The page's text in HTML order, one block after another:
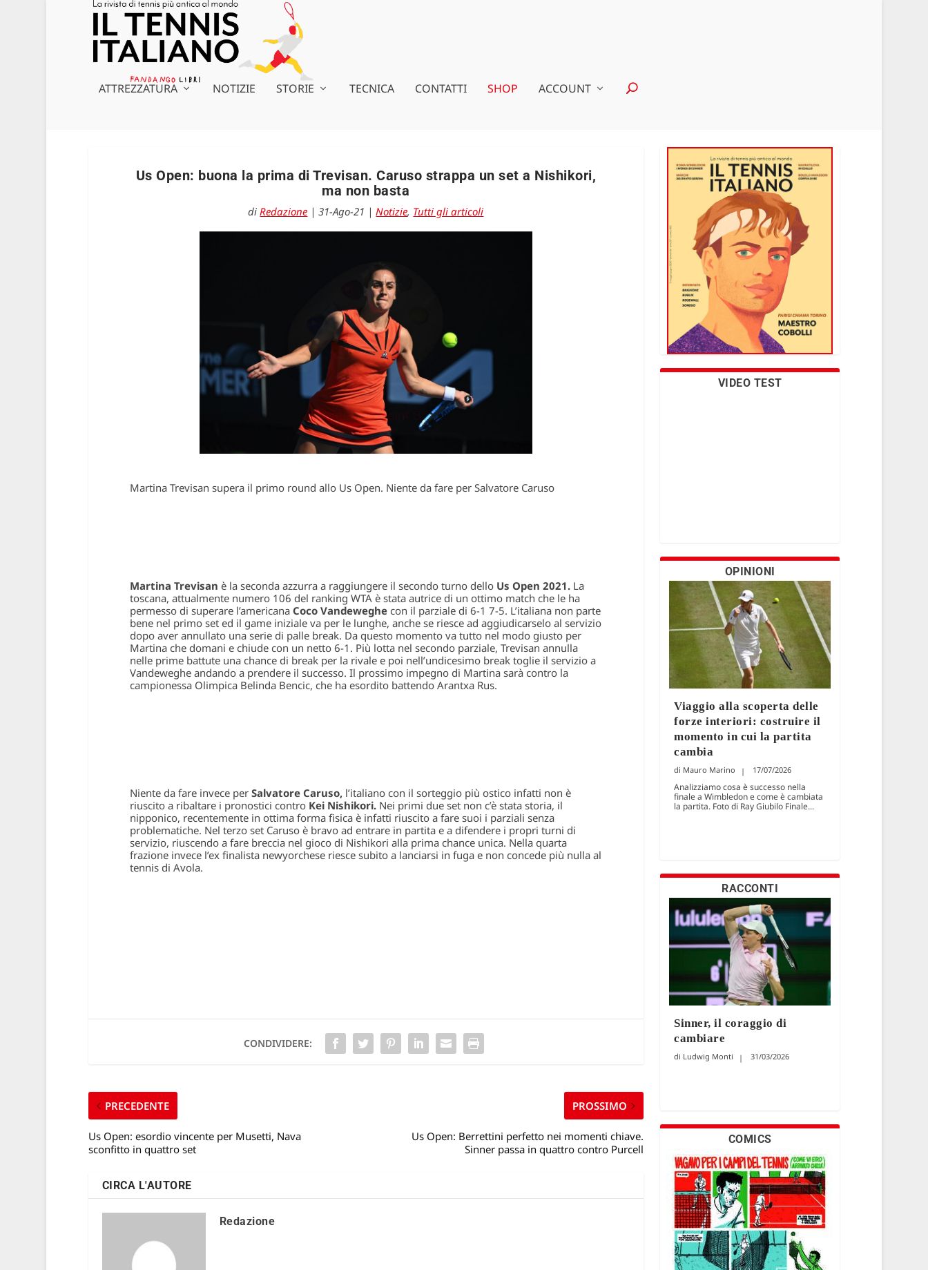
ATTREZZATURA NOTIZIE STORIE TECNICA CONTATTI SHOP ACCOUNT
Us Open: buona la prima di Trevisan. Caruso strappa un set a Nishikori,
ma non basta
diRedazione |31-Ago-21 |Notizie, Tutti gli articoli
Martina Trevisan supera il primo round allo Us Open. Niente da fare per Salvatore Caruso
Martina Trevisan è la seconda azzurra a raggiungere il secondo turno dello Us Open 2021. La
toscana, attualmente numero 106 del ranking WTA è stata autrice di un ottimo match che le ha
permesso di superare l’americana Coco Vandeweghe con il parziale di 6-1 7-5. L’italiana non parte
bene nel primo set ed il game iniziale va per le lunghe, anche se riesce ad aggiudicarselo al servizio
dopo aver annullato una serie di palle break. Da questo momento va tutto nel modo giusto per
Martina che domani e chiude con un netto 6-1. Più lotta nel secondo parziale, Trevisan annulla
nelle prime battute una chance di break per la rivale e poi nell’undicesimo break toglie il servizio a
Vandeweghe andando a prendere il successo. Il prossimo impegno di Martina sarà contro la
campionessa Olimpica Belinda Bencic, che ha esordito battendo Arantxa Rus.
Niente da fare invece per Salvatore Caruso, l’italiano con il sorteggio più ostico infatti non è
riuscito a ribaltare i pronostici contro Kei Nishikori. Nei primi due set non c’è stata storia, il
nipponico, recentemente in ottima forma fisica è infatti riuscito a fare suoi i parziali senza
problematiche. Nel terzo set Caruso è bravo ad entrare in partita e a difendere i propri turni di
servizio, riuscendo a fare breccia nel gioco di Nishikori alla prima chance unica. Nella quarta
frazione invece l’ex finalista newyorchese riesce subito a lanciarsi in fuga e non concede più nulla al
tennis di Avola.
CONDIVIDERE:
PRECEDENTE
Us Open: esordio vincente per Musetti, Nava
sconfitto in quattro set
PROSSIMO
Us Open: Berrettini perfetto nei momenti chiave.
Sinner passa in quattro contro Purcell
CIRCA L'AUTORE
Redazione
VIDEO TEST
OPINIONI
Viaggio alla scoperta delle
forze interiori: costruire il
momento in cui la partita
cambia
Mauro Marino 17/07/2026
Analizziamo cosa è successo nella
finale a Wimbledon e come è cambiata
la partita. Foto di Ray Giubilo Finale...
RACCONTI
Sinner, il coraggio di
cambiare
Ludwig Monti 31/03/2026
COMICS